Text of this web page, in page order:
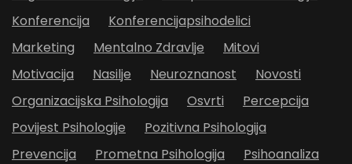
Konferencija
Konferencijapsihodelici
Marketing
Mentalno Zdravlje
Mitovi
Motivacija
Nasilje Neuroznanost
Novosti
Organizacijska Psihologija
Osvrti
Percepcija
Povijest Psihologije
Pozitivna Psihologija
Prevencija
Prometna Psihologija
Psihoanaliza